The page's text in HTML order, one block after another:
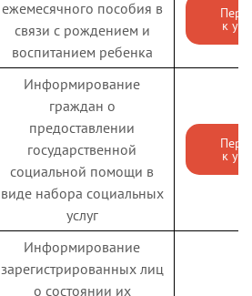
психотропных
веществ без
назначения врача
либо новых
потенциально
опасных
психоактивных
веществ
Выдача справок о
наличии
(отсутствии)
судимости и (или)
факта уголовного
ежемесячного пособия в
связи с рождением и
воспитанием ребенка
к
Информирование
граждан о
предоставлении
государственной
социальной помощи в
виде набора социальных
услуг
к
Информирование
зарегистрированных лиц
о состоянии их